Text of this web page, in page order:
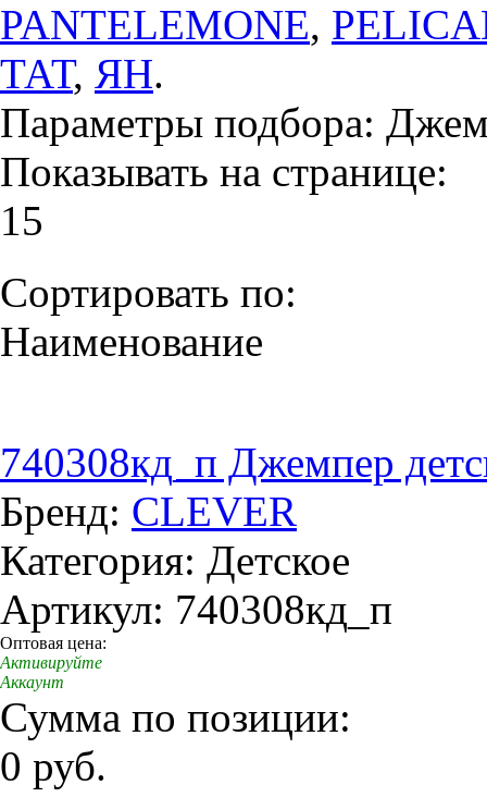
PANTELEMONE,
ТАТ, ЯН.
Параметры подбора:
Показывать на странице:
15
Сортировать по:
Наименование
740308кд_п Джемпер
Бренд: CLEVER
Категория: Детское
Артикул: 740308кд_п
Оптовая цена:
Активируйте
Аккаунт
Сумма по позиции:
0 руб.